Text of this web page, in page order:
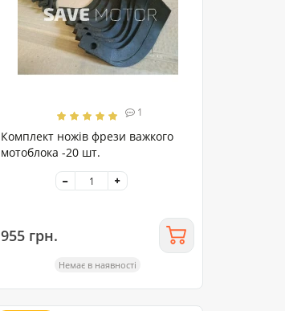
1
Комплект ножів фрези важкого
мотоблока -20 шт.
955 грн.
Немає в наявності